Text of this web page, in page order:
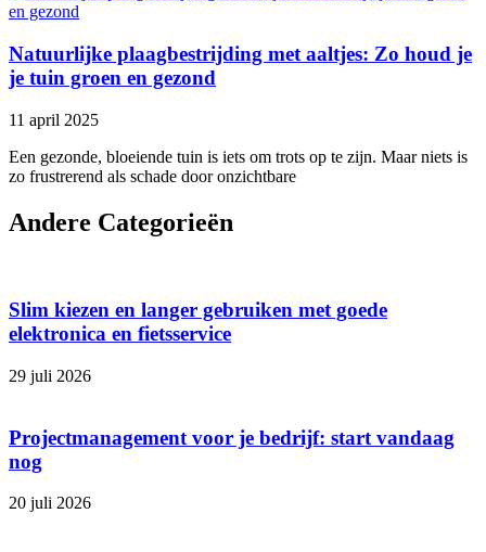
Natuurlijke plaagbestrijding met aaltjes: Zo houd je
je tuin groen en gezond
11 april 2025
Een gezonde, bloeiende tuin is iets om trots op te zijn. Maar niets is
zo frustrerend als schade door onzichtbare
Andere Categorieën
Slim kiezen en langer gebruiken met goede
elektronica en fietsservice
29 juli 2026
Projectmanagement voor je bedrijf: start vandaag
nog
20 juli 2026